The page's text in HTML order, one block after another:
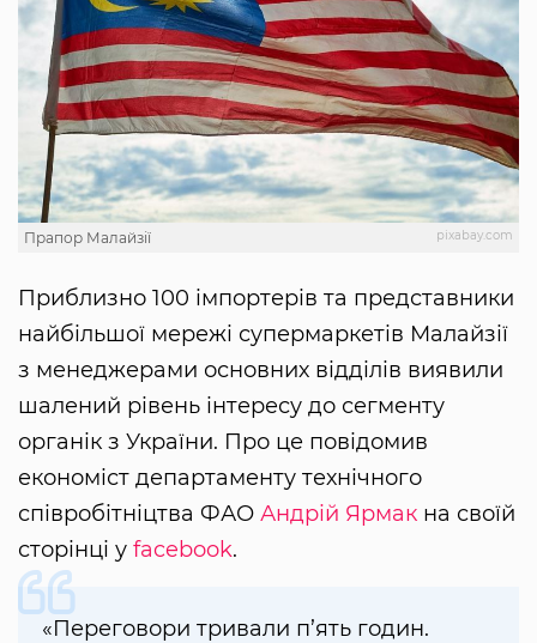
pixabay.com
Прапор Малайзії
Приблизно 100 імпортерів та представники
найбільшої мережі супермаркетів Малайзії
з менеджерами основних відділів виявили
шалений рівень інтересу до сегменту
органік з України. Про це повідомив
економіст департаменту технічного
співробітніцтва ФАО Андрій Ярмак на своїй
сторінці у facebook.
«Переговори тривали п’ять годин.